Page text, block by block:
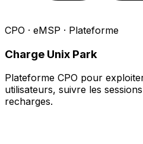
CPO · eMSP · Plateforme
Charge Unix Park
Plateforme CPO pour
utilisateurs, suivre les
recharges.